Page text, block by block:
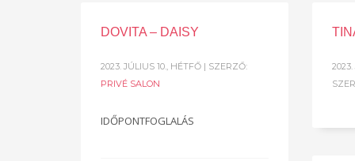
DOVITA – DAISY
2023. JÚLIUS 10., HÉTFŐ | SZERZŐ:
PRIVÉ SALON
IDŐPONTFOGLALÁS